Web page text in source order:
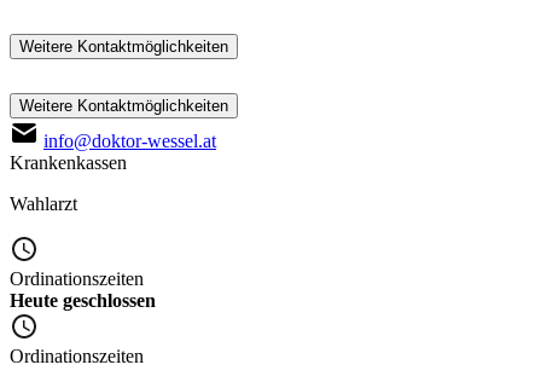
Weitere Kontaktmöglichkeiten
Weitere Kontaktmöglichkeiten
info@doktor-wessel.at
Krankenkassen
Wahlarzt
Ordinationszeiten
Heute geschlossen
Ordinationszeiten